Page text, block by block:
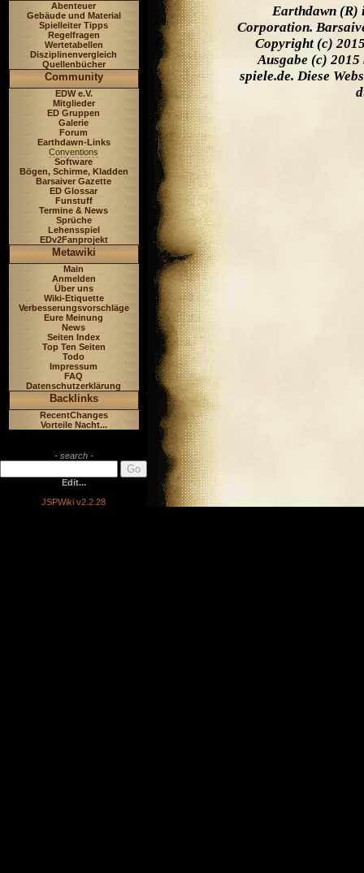
Abenteuer
Gebäude und Material
Spielleiter Tipps
Regelfragen
Wertetabellen
Disziplinenvergleich
Quellenbücher
Community
EDW e.V.
Mitglieder
ED Gruppen
Galerie
Forum
Earthdawn-Links
Conventions
Software
Bögen, Schirme, Kladden
Barsaiver Gazette
ED Glossar
Funstuff
Termine & News
Sprüche
Lehensspiel
EDv2Fanprojekt
Metawiki
Main
Anmelden
Über uns
Wiki-Etiquette
Verbesserungsvorschläge
Eure Meinung
News
Seiten Index
Top Ten Seiten
Todo
Impressum
FAQ
Datenschutzerklärung
Backlinks
RecentChanges
Vorteile Nacht...
- search -
Edit...
JSPWiki v2.2.28
Earthdawn (R)
Corporation.
Copyright (c)
Ausgabe (c) 2015
spiele.de. Diese